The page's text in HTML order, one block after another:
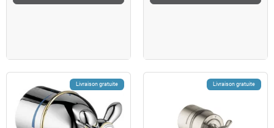
Livraison gratuite Livraison gratuite